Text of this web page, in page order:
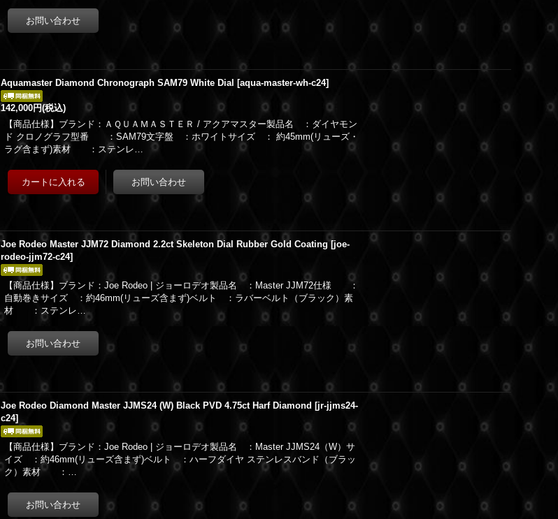
Aquamaster Diamond Chronograph SAM79 White Dial [aqua-master-wh-c24]
142,000円(税込)
【商品仕様】ブランド：ＡＱＵＡＭＡＳＴＥＲ / アクアマスター製品名 ：ダイヤモン
ド クロノグラフ型番 ：SAM79文字盤 ：ホワイトサイズ ： 約45mm(リューズ・
ラグ含まず)素材 ：ステンレ…
Joe Rodeo Master JJM72 Diamond 2.2ct Skeleton Dial Rubber Gold Coating [joe-
rodeo-jjm72-c24]
【商品仕様】ブランド：Joe Rodeo | ジョーロデオ製品名 ：Master JJM72仕様 ：
自動巻きサイズ ：約46mm(リューズ含まず)ベルト ：ラバーベルト（ブラック）素
材 ：ステンレ…
Joe Rodeo Diamond Master JJMS24 (W) Black PVD 4.75ct Harf Diamond [jr-jjms24-
c24]
【商品仕様】ブランド：Joe Rodeo | ジョーロデオ製品名 ：Master JJMS24（W）サ
イズ ：約46mm(リューズ含まず)ベルト ：ハーフダイヤ ステンレスバンド（ブラッ
ク）素材 ：…